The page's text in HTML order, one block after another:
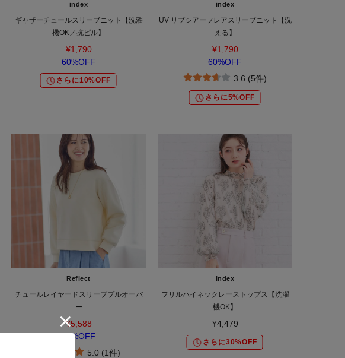
index
ギャザーチュールスリーブニット【洗濯
機OK／抗ピル】
¥1,790
60%OFF
さらに10%OFF
index
UV リブシアーフレアスリーブニット【洗
える】
¥1,790
60%OFF
3.6 (5件)
さらに5%OFF
Reflect
チュールレイヤードスリーブプルオーバ
ー
¥5,588
60%OFF
5.0 (1件)
index
フリルハイネックレーストップス【洗濯
機OK】
¥4,479
さらに30%OFF